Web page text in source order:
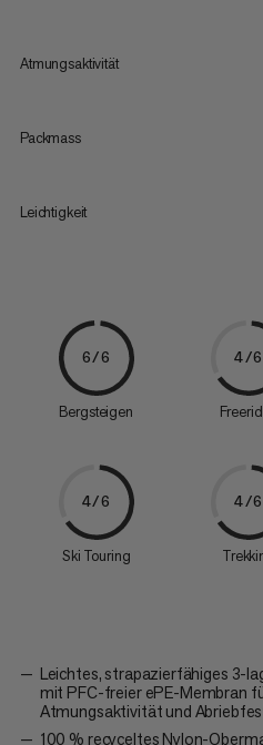
Atmungsaktivität
Packmass
Leichtigkeit
6/6
Bergsteigen
4/6
4/6
Ski Touring
4/6
Leichtes, strapazierfähiges 3-
mit PFC-freier ePE-Membran
Atmungsaktivität und
100 % recyceltes Nylon-